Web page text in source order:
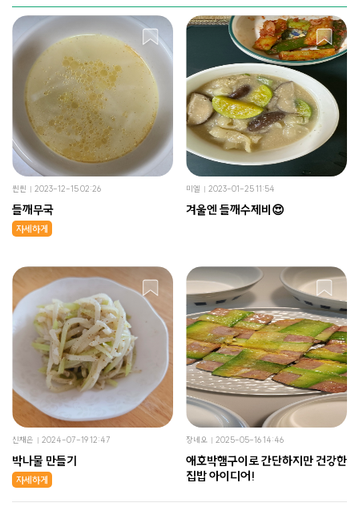
씬씬 2023-12-15 02:26
들깨무국
자세하게
미엘 2023-01-25 11:54
겨울엔 들깨수제비😍
신채은 2024-07-19 12:47
박나물 만들기
자세하게
장네오 2025-05-16 14:46
애호박햄구이로 간단하지만 건강한
집밥 아이디어!